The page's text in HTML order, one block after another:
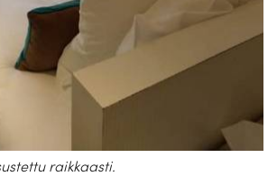
raikkaasti.